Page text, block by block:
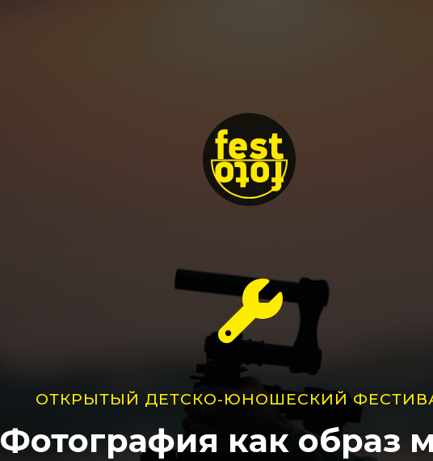
ОТКРЫТЫЙ ДЕТСКО-ЮНОШЕСКИЙ
Фотография как образ